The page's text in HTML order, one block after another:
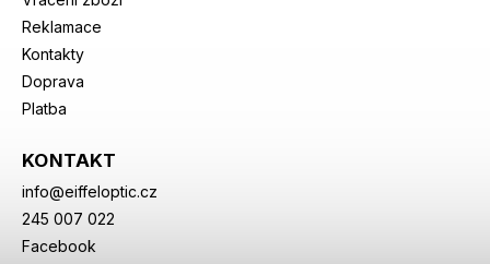
Reklamace
Kontakty
Doprava
Platba
KONTAKT
info@eiffeloptic.cz
245 007 022
Facebook